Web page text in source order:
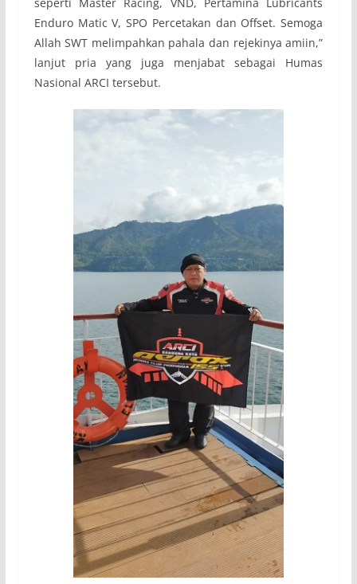
Enduro Matic V, SPO Percetakan dan Offset. Semoga
Allah SWT melimpahkan pahala dan rejekinya amiin,”
lanjut pria yang juga menjabat sebagai Humas
Nasional ARCI tersebut.